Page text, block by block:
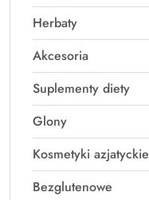
Herbaty
Akcesoria
Suplementy diety
Glony
Kosmetyki azjatyckie
Bezglutenowe